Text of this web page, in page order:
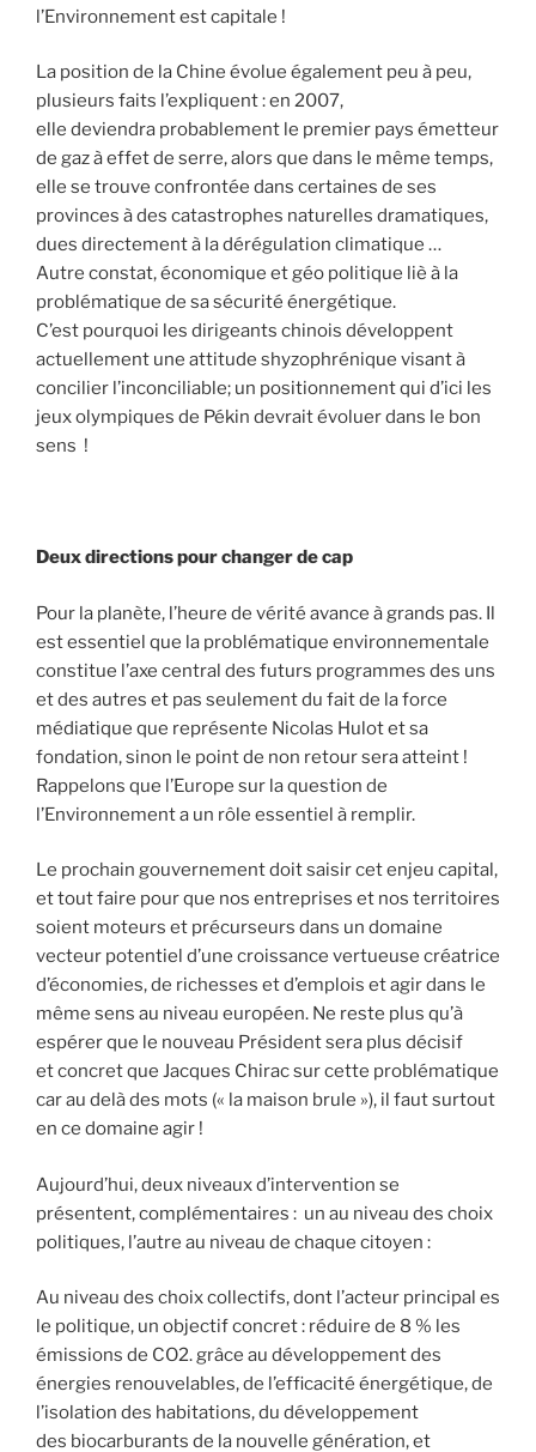
l’Environnement est capitale !
La position de la Chine évolue également peu à peu,
plusieurs faits l’expliquent : en 2007,
elle deviendra probablement le premier pays émetteur
de gaz à effet de serre, alors que dans le même temps,
elle se trouve confrontée dans certaines de ses
provinces à des catastrophes naturelles dramatiques,
dues directement à la dérégulation climatique …
Autre constat, économique et géo politique liè à la
problématique de sa sécurité énergétique.
C’est pourquoi les dirigeants chinois développent
actuellement une attitude shyzophrénique visant à
concilier l’inconciliable; un positionnement qui d’ici les
jeux olympiques de Pékin devrait évoluer dans le bon
sens !
Deux directions pour changer de cap
Pour la planète, l’heure de vérité avance à grands pas. Il
est essentiel que la problématique environnementale
constitue l’axe central des futurs programmes des uns
et des autres et pas seulement du fait de la force
médiatique que représente Nicolas Hulot et sa
fondation, sinon le point de non retour sera atteint !
Rappelons que l’Europe sur la question de
l’Environnement a un rôle essentiel à remplir.
Le prochain gouvernement doit saisir cet enjeu capital,
et tout faire pour que nos entreprises et nos territoires
soient moteurs et précurseurs dans un domaine
vecteur potentiel d’une croissance vertueuse créatrice
d’économies, de richesses et d’emplois et agir dans le
même sens au niveau européen. Ne reste plus qu’à
espérer que le nouveau Président sera plus décisif
et concret que Jacques Chirac sur cette problématique
car au delà des mots (« la maison brule »), il faut surtout
en ce domaine agir !
Aujourd’hui, deux niveaux d’intervention se
présentent, complémentaires : un au niveau des choix
politiques, l’autre au niveau de chaque citoyen :
Au niveau des choix collectifs, dont l’acteur principal es
le politique, un objectif concret : réduire de 8 % les
émissions de CO2. grâce au développement des
énergies renouvelables, de l’efficacité énergétique, de
l’isolation des habitations, du développement
des biocarburants de la nouvelle génération, et